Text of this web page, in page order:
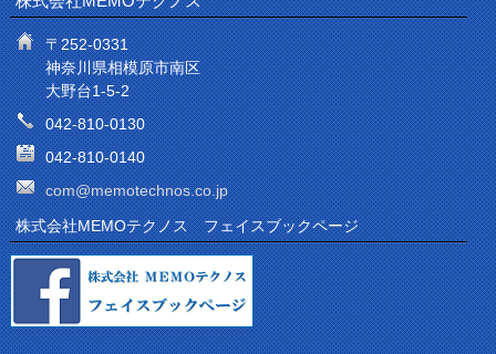
〒252-0331
神奈川県相模原市南区
大野台1-5-2
042-810-0130
042-810-0140
com@memotechnos.co.jp
株式会社MEMOテクノス フェイスブックページ